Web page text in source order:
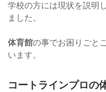
学校の方には現状を説明
ました。
体育館の事でお困りごと
います。
コートラインプロの